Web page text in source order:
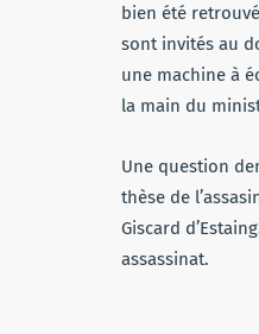
bien été
sont invités au
une machine à
la main du
Une question
thèse de
Giscard
assassinat.